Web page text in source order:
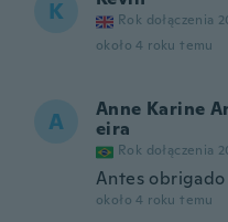
K Rok dołączenia
około 4 roku temu
A
Anne Karine
eira
Rok dołączenia
Antes obrigado
około 4 roku temu